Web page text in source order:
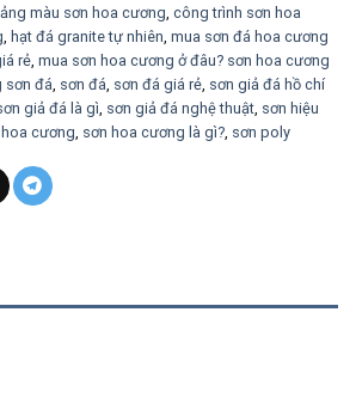
màu sơn hoa cương, công trình sơn hoa
, hạt đá granite tự nhiên, mua sơn đá hoa cương
rẻ, mua sơn hoa cương ở đâu? sơn hoa cương
sơn đá, sơn đá, sơn đá giá rẻ, sơn giả đá hồ chí
giả đá là gì, sơn giả đá nghệ thuật, sơn hiệu
cương, sơn hoa cương là gì?, sơn poly